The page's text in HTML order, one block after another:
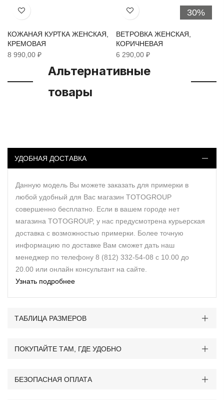
Хочу!
КОЖАНАЯ КУРТКА ЖЕНСКАЯ,
КРЕМОВАЯ
8 990,00 ₽
30%
Хочу!
ВЕТРОВКА ЖЕНСКАЯ,
КОРИЧНЕВАЯ
6 290,00 ₽
Альтернативные
товары
УДОБНАЯ ДОСТАВКА
Данную модель Вы можете заказать для примерки в
любой удобный для Вас магазин TOTOGROUP
совершенно бесплатно. Если в вашем городе нет
магазина TOTOGROUP, у нас предусмотрена курьерская
доставка с возможностью примерки. Более точную
информацию по доставке Вам сможет дать наш
менеджер по телефону 8 (812) 332-54-08 с 10.00 до
20.00 или онлайн консультант на сайте.
Узнать подробнее
ТАБЛИЦА РАЗМЕРОВ
ПОКУПАЙТЕ ТАМ, ГДЕ УДОБНО
БЕЗОПАСНАЯ ОПЛАТА